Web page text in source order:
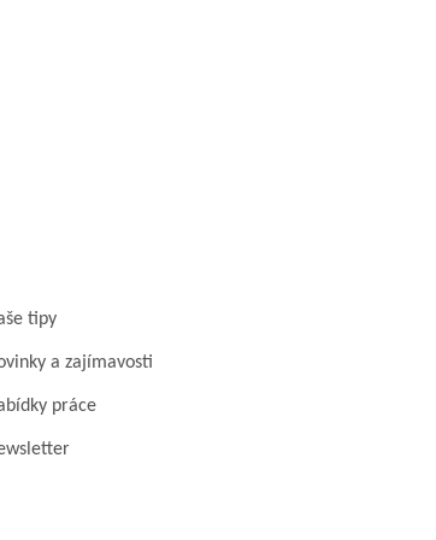
tipy
a zajímavosti
práce